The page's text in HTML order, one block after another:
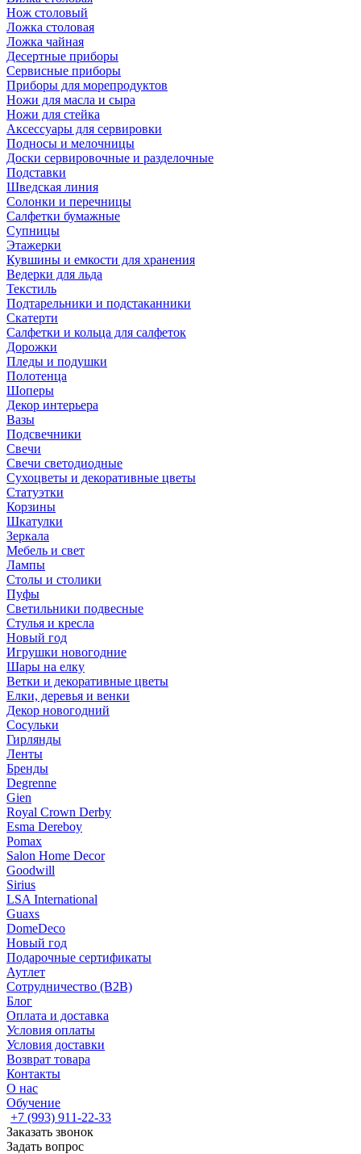
Нож столовый
Ложка столовая
Ложка чайная
Десертные приборы
Сервисные приборы
Приборы для морепродуктов
Ножи для масла и сыра
Ножи для стейка
Аксессуары для сервировки
Подносы и мелочницы
Доски сервировочные и разделочные
Подставки
Шведская линия
Солонки и перечницы
Салфетки бумажные
Супницы
Этажерки
Кувшины и емкости для хранения
Ведерки для льда
Текстиль
Подтарельники и подстаканники
Скатерти
Салфетки и кольца для салфеток
Дорожки
Пледы и подушки
Полотенца
Шоперы
Декор интерьера
Вазы
Подсвечники
Свечи
Свечи светодиодные
Сухоцветы и декоративные цветы
Статуэтки
Корзины
Шкатулки
Зеркала
Мебель и свет
Лампы
Столы и столики
Пуфы
Светильники подвесные
Стулья и кресла
Новый год
Игрушки новогодние
Шары на елку
Ветки и декоративные цветы
Елки, деревья и венки
Декор новогодний
Сосульки
Гирлянды
Ленты
Бренды
Degrenne
Gien
Royal Crown Derby
Esma Dereboy
Pomax
Salon Home Decor
Goodwill
Sirius
LSA International
Guaxs
DomeDeco
Новый год
Подарочные сертификаты
Аутлет
Сотрудничество (B2B)
Блог
Оплата и доставка
Условия оплаты
Условия доставки
Возврат товара
Контакты
О нас
Обучение
+7 (993) 911-22-33
Заказать звонок
Задать вопрос